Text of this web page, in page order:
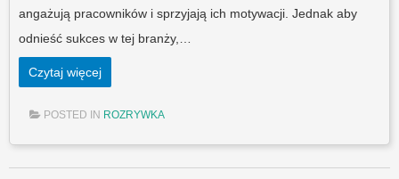
angażują pracowników i sprzyjają ich motywacji. Jednak aby
odnieść sukces w tej branży,…
Czytaj więcej
POSTED IN ROZRYWKA